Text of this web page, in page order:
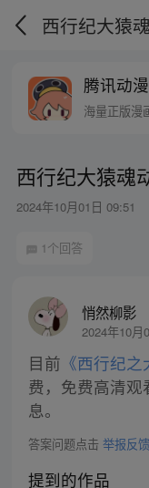
腾讯动
海量正版漫
西行纪大猿魂
2024年10月01日 09:51
1个回答
悄然柳影
2024年10月
目前 《西行纪之
费，免费高清
息。
答案问题点击 举报反馈
提到的作品